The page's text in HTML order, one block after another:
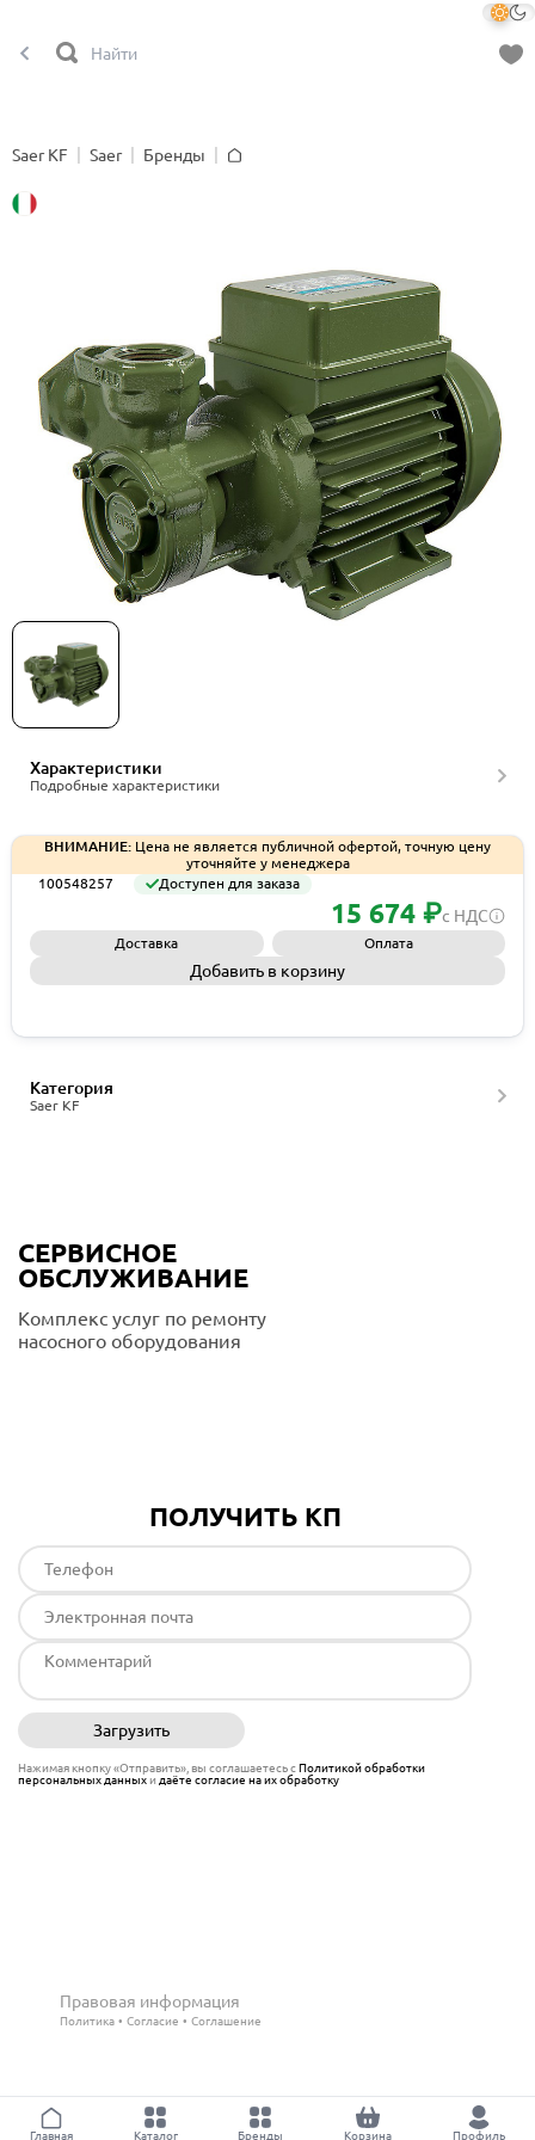
Saer KF Saer
Бренды
Насос вихревой Saer KF 2 230/50 Hz, артикул
100548257
Характеристики
Подробные характеристики
ВНИМАНИЕ: Цена не является публичной офертой, точную цену
уточняйте у менеджера
100548257
Доступен для заказа
15 674 ₽с НДС
Доставка Оплата
Добавить в корзину
Saer KF
Категория
СЕРВИСНОЕ
ОБСЛУЖИВАНИЕ
Комплекс услуг по ремонту
насосного оборудования
ПОЛУЧИТЬ КП
Загрузить
Нажимая кнопку «Отправить», вы соглашаетесь сПолитикой обработки
персональных данныхи даёте согласие на их обработку
Правовая информация
Политика Согласие Соглашение
Главная Каталог Бренды Корзина Профиль